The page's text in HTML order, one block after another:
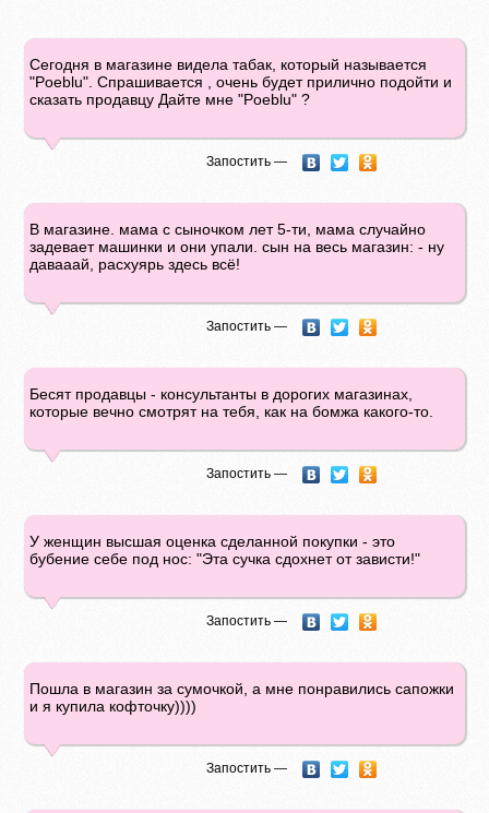
Сегодня в магазине видела табак, который называется
"Poeblu". Спрашивается , очень будет прилично подойти и
сказать продавцу Дайте мне "Poeblu" ?
Запостить —
В магазине. мама с сыночком лет 5-ти, мама случайно
задевает машинки и они упали. сын на весь магазин: - ну
давааай, расхуярь здесь всё!
Запостить —
Бесят продавцы - консультанты в дорогих магазинах,
которые вечно смотрят на тебя, как на бомжа какого-то.
Запостить —
У женщин высшая оценка сделанной покупки - это
бубение себе под нос: "Эта сучка сдохнет от зависти!"
Запостить —
Пошла в магазин за сумочкой, а мне понравились сапожки
и я купила кофточку))))
Запостить —